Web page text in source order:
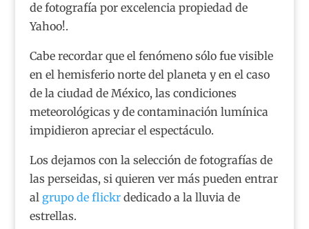
de fotografía por excelencia propiedad de
Yahoo!.
Cabe recordar que el fenómeno sólo fue visible
en el hemisferio norte del planeta y en el caso
de la ciudad de México, las condiciones
meteorológicas y de contaminación lumínica
impidieron apreciar el espectáculo.
Los dejamos con la selección de fotografías de
las perseidas, si quieren ver más pueden entrar
al grupo de flickrdedicado a la lluvia de
estrellas.